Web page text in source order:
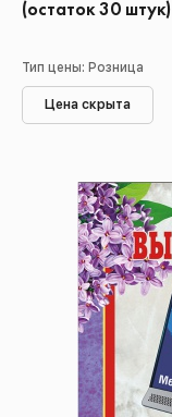
(остаток 30 штук)
Тип цены: Розница
Цена скрыта